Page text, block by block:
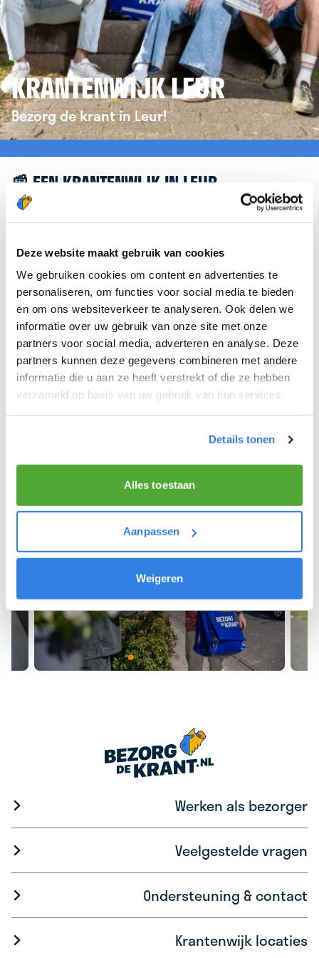
Deze website maakt gebruik van cookies
We gebruiken cookies om content en advertenties te
personaliseren, om functies voor social media te bieden
en om ons websiteverkeer te analyseren. Ook delen we
informatie over uw gebruik van onze site met onze
partners voor social media, adverteren en analyse. Deze
partners kunnen deze gegevens combineren met andere
informatie die u aan ze heeft verstrekt of die ze hebben
verzameld op basis van uw gebruik van hun services.
Details tonen
Alles toestaan
Aanpassen
Weigeren
KRANTENWIJK LEUR
Bezorg de krant in Leur!
📰 EEN KRANTENWIJK IN LEUR
Leuk dat je geïnteresseerd bent in een
verwijzen we je graag door naar de website van
krantenbezorgen.nl . Daar kun je je eenvoudig
aanmelden om de krant te bezorgen in Leur.
We hopen dat je snel aan de slag kunt en wensen
je veel succes! 🚴‍♂️💨
Meld je aan als krantenbezorger!
Werken als bezorger
Veelgestelde vragen
Ondersteuning & contact
Krantenwijk locaties